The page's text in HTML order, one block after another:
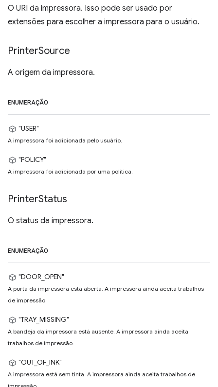
O URI da impressora. Isso pode ser usado por
extensões para escolher a impressora para o usuário.
PrinterSource
A origem da impressora.
ENUMERAÇÃO
"USER"
A impressora foi adicionada pelo usuário.
"POLICY"
A impressora foi adicionada por uma política.
PrinterStatus
O status da impressora.
ENUMERAÇÃO
"DOOR_OPEN"
A porta da impressora está aberta. A impressora ainda aceita trabalhos
de impressão.
"TRAY_MISSING"
A bandeja da impressora está ausente. A impressora ainda aceita
trabalhos de impressão.
"OUT_OF_INK"
A impressora está sem tinta. A impressora ainda aceita trabalhos de